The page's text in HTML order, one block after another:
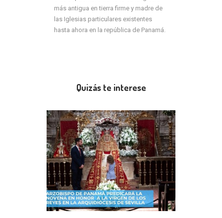
más antigua en tierra firme y madre de
las Iglesias particulares existentes
hasta ahora en la república de Panamá.
Quizás te interese